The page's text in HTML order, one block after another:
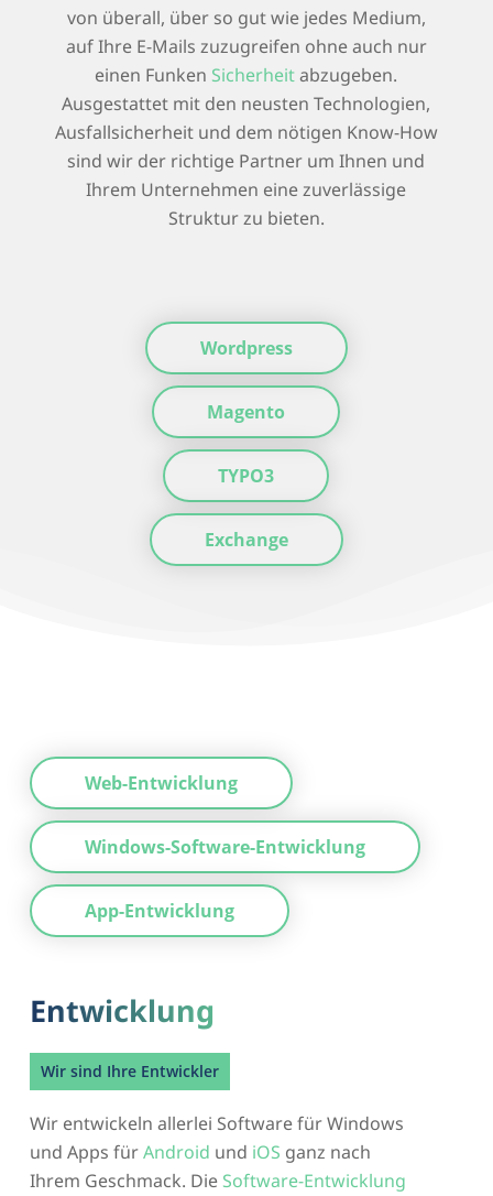
von überall, über so gut wie jedes Medium,
auf Ihre E-Mails zuzugreifen ohne auch nur
einen Funken Sicherheitabzugeben.
Ausgestattet mit den neusten Technologien,
Ausfallsicherheit und dem nötigen Know-How
sind wir der richtige Partner um Ihnen und
Ihrem Unternehmen eine zuverlässige
Struktur zu bieten.
Wordpress
Magento
TYPO3
Exchange
Web-Entwicklung
Windows-Software-Entwicklung
App-Entwicklung
Entwicklung
Wir sind Ihre Entwickler
Wir entwickeln allerlei Software für Windows
und Apps fürAndroid und iOS ganz nach
Ihrem Geschmack. Die Software-Entwicklung